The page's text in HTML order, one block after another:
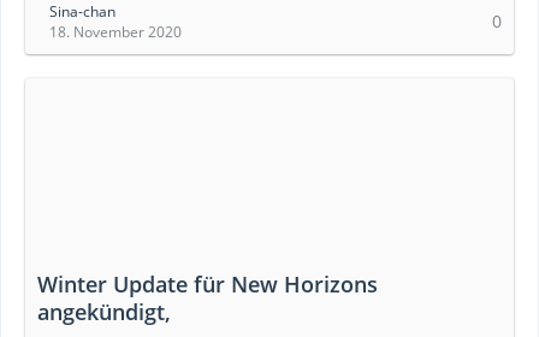
Sina-chan
18. November 2020
0
Winter Update für New Horizons
angekündigt,